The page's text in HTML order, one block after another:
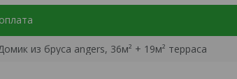
из бруса angers, 36м² + 19м² терраса